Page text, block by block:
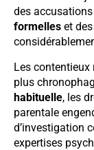
des
formelles et
Les
plus
habituelle, les
parentale
d’investigation
expertises